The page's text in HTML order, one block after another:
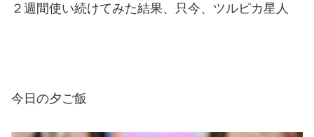
２週間使い続けてみた結果、只今、ツルピカ星人
今日の夕ご飯